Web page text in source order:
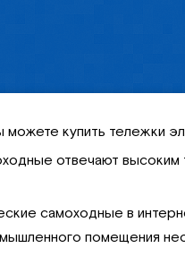
можете купить тележки
отвечают
самоходные в
помещения